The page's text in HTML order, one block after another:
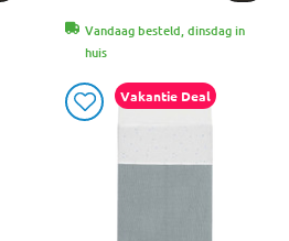
Vandaag besteld, dinsdag in
huis
Vakantie Deal